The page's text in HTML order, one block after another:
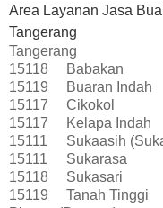
Area Layanan Jasa
Tangerang
Tangerang
15118
Babakan
15119
Buaran Indah
15117
Cikokol
15117
Kelapa Indah
15111
Sukaasih
15111
Sukarasa
15118
Sukasari
15119
Tanah Tinggi